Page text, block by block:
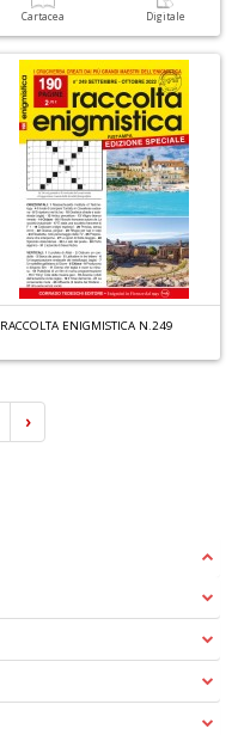
Cartacea Digitale
RACCOLTA ENIGMISTICA N.249
›